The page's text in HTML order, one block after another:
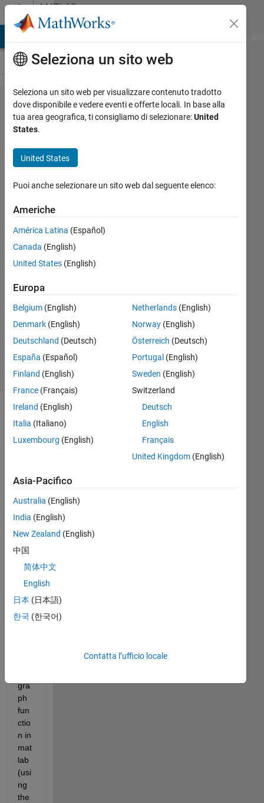
Vai al contenutoMATLAB
Answers
Checking
if an edge
graph
other
edges
Hari
2021
1
Risposta
Aggiornato
5 Dic 2024
Visualizzazioni
(30 giorni)
I
hav
2D
und
irec
ted
net
wor
k
cre
gra
ph
fun
ctio
n in
mat
lab
(usi
ng
the
Seleziona un sito web
Seleziona un sito web per visualizzare contenuto tradotto
dove disponibile e vedere eventi e offerte locali. In base alla
tua area geografica, ti consigliamo di selezionare:United
States.
United States
Puoi anche selezionare un sito web dal seguente elenco:
Americhe
América Latina (Español)
Canada (English)
United States (English)
Europa
Belgium (English)
Denmark (English)
Deutschland (Deutsch)
España (Español)
Finland (English)
France (Français)
Ireland (English)
Italia (Italiano)
Luxembourg (English)
Netherlands(English)
Norway(English)
Österreich (Deutsch)
Portugal (English)
Sweden (English)
Switzerland
Deutsch
English
Français
United Kingdom(English)
Asia-Pacifico
Australia (English)
India (English)
New Zealand (English)
中国
简体中文
English
日本 (日本語)
한국 (한국어)
Contatta l’ufficio locale